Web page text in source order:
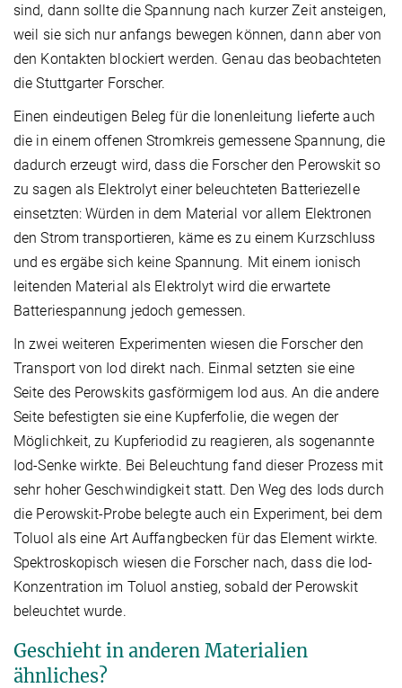
sind, dann sollte die Spannung nach kurzer Zeit ansteigen,
weil sie sich nur anfangs bewegen können, dann aber von
den Kontakten blockiert werden. Genau das beobachteten
die Stuttgarter Forscher.
Einen eindeutigen Beleg für die Ionenleitung lieferte auch
die in einem offenen Stromkreis gemessene Spannung, die
dadurch erzeugt wird, dass die Forscher den Perowskit so
zu sagen als Elektrolyt einer beleuchteten Batteriezelle
einsetzten: Würden in dem Material vor allem Elektronen
den Strom transportieren, käme es zu einem Kurzschluss
und es ergäbe sich keine Spannung. Mit einem ionisch
leitenden Material als Elektrolyt wird die erwartete
Batteriespannung jedoch gemessen.
In zwei weiteren Experimenten wiesen die Forscher den
Transport von Iod direkt nach. Einmal setzten sie eine
Seite des Perowskits gasförmigem Iod aus. An die andere
Seite befestigten sie eine Kupferfolie, die wegen der
Möglichkeit, zu Kupferiodid zu reagieren, als sogenannte
Iod-Senke wirkte. Bei Beleuchtung fand dieser Prozess mit
sehr hoher Geschwindigkeit statt. Den Weg des Iods durch
die Perowskit-Probe belegte auch ein Experiment, bei dem
Toluol als eine Art Auffangbecken für das Element wirkte.
Spektroskopisch wiesen die Forscher nach, dass die Iod-
Konzentration im Toluol anstieg, sobald der Perowskit
beleuchtet wurde.
Geschieht in anderen Materialien
ähnliches?